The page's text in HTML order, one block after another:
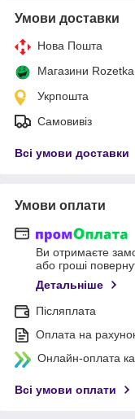
Умови доставки
Нова Пошта
Магазини Rozetka
Укрпошта
Самовивіз
Всі умови доставки
Умови оплати
Ви отримаєте
або гроші
Детальніше
Післяплата
Оплата на
Онлайн-оплата
Всі умови оплати